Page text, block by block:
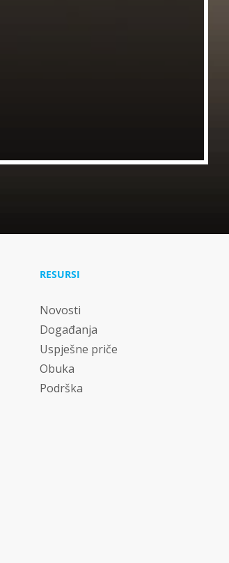
RESURSI
Novosti
Događanja
Uspješne priče
Obuka
Podrška